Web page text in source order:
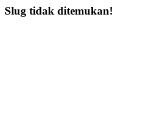
Slug tidak ditemukan!